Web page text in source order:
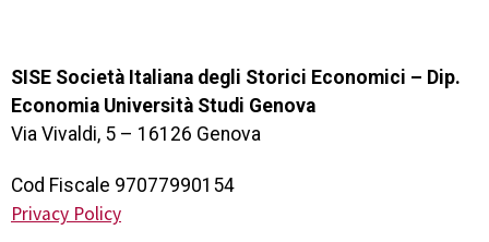
SISE Società Italiana degli Storici Economici – Dip.
Economia Università Studi Genova
Via Vivaldi, 5 – 16126 Genova
Cod Fiscale 97077990154
Privacy Policy